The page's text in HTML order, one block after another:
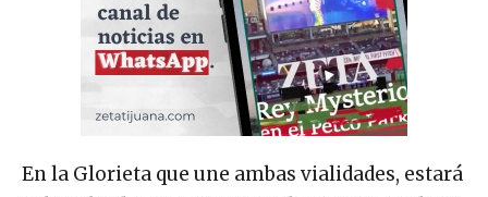
En la Glorieta que une ambas vialidades, estará